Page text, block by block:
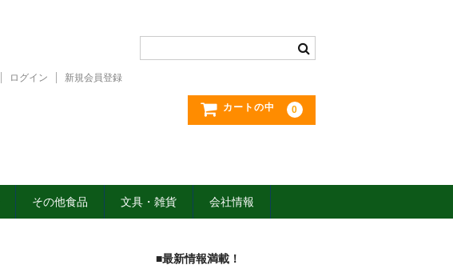
ログイン 新規会員登録
カートの中 0
その他食品 文具・雑貨 会社情報
■最新情報満載！